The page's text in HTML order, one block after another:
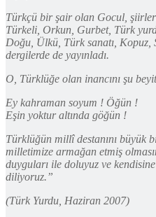
Türkçü bir şair olan Gocul,
Türkeli, Orkun, Gurbet, Türk
Doğu, Ülkü, Türk sanatı,
dergilerde de yayınladı.
O, Türklüğe olan inancını şu
Ey kahraman soyum ! Öğün !
Eşin yoktur altında göğün !
Türklüğün millî destanını büyük
milletimize armağan etmiş
duyguları ile doluyuz ve
diliyoruz.”
(Türk Yurdu, Haziran 2007)